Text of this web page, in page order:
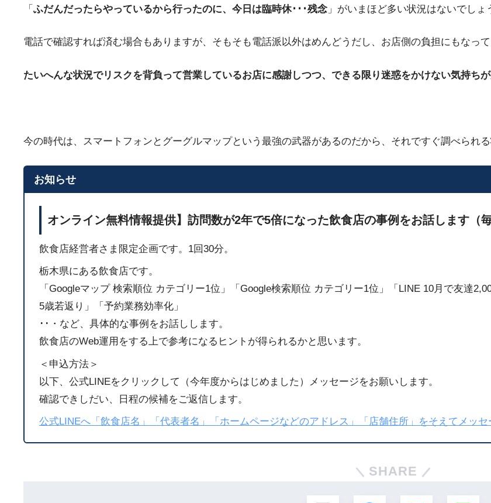
「 ふだんだったらやっているから行ったのに、今日は臨時休･･･残念 」がいまほど多い状況はないでしょ
電話で確認すれば済む場合もありますが、そもそも電話派以外はめんどうだし、お店側の負担にもなっ
たいへんな状況でリスクを背負って営業しているお店に感謝しつつ、できる限り迷惑をかけない気持ちが
今の時代は、スマートフォンとグーグルマップという最強の武器があるのだから、それですぐ調べられ
お知らせ
オンライン無料情報提供】訪問数が2年で5倍になった飲食店の事例をお話します（
飲食店経営者さま限定企画です。1回30分。
栃木県にある飲食店です。
「Googleマップ 検索順位 カテゴリー1位」「Google検索順位 カテゴリー1位」「LINE 10月で友達
5歳若返り」「予約業務効率化」
･･・など、具体的な事例をお話しします。
飲食店のWeb運用をする上で参考になるヒントが得られるかと思います。
＜申込方法＞
以下、公式LINEをクリックして（今年度からはじめました）メッセージをお願いします。
確認できしだい、日程の候補をご返信します。
公式LINEへ「飲食店名」「代表者名」「ホームページなどのアドレス」「店舗住所」をそえてメッセ
SHARE